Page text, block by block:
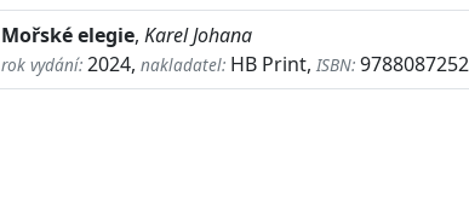
Mořské elegie, Karel Johana
rok vydání: 2024, nakladatel: HB Print, ISBN: